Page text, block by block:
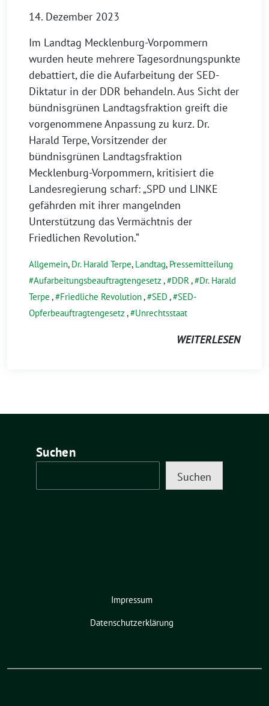
14. Dezember 2023
Im Landtag Mecklenburg-Vorpommern
wurden heute mehrere Tagesordnungspunkte
debattiert, die die Aufarbeitung der SED-
Diktatur in der DDR behandeln. Aus Sicht der
bündnisgrünen Landtagsfraktion greift die
vorgenommene Anpassung zu kurz. Dr.
Harald Terpe, Vorsitzender der
bündnisgrünen Landtagsfraktion
Mecklenburg-Vorpommern, kritisiert die
Landesregierung scharf: „SPD und LINKE
gefährden mit ihrer mangelnden
Unterstützung das Vermächtnis der
Friedlichen Revolution.“
Allgemein, Dr. Harald Terpe, Landtag, Pressemitteilung
Aufarbeitungsbeauftragtengesetz , DDR,
Dr. Harald
Terpe , Friedliche Revolution, SED , SED-
Opferbeauftragtengesetz , Unrechtsstaat
WEITERLESEN
Suchen
Suchen
Impressum
Datenschutzerklärung